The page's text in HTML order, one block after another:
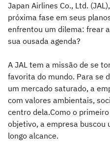
Japan Airlines Co., Ltd.
próxima fase em seus
enfrentou um dilema: frear
sua ousada agenda?
A JAL tem a missão de se
favorita do mundo. Para se
um mercado saturado, a
com valores ambientais,
centro dela.Como o
objetivo, a empresa buscou
longo alcance.